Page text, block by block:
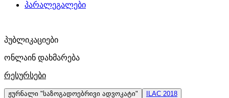
პარალეგალები
პუბლიკაციები
ონლაინ დახმარება
რესურსები
ჟურნალი "საზოგადოებრივი ადვოკატი" ILAC 2018